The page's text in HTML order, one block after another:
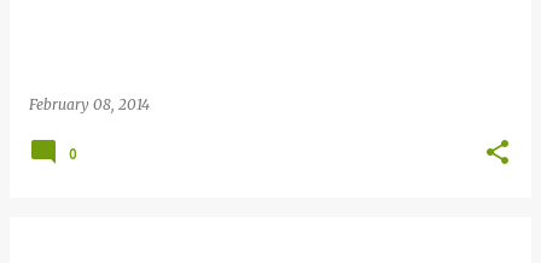
February 08, 2014
0